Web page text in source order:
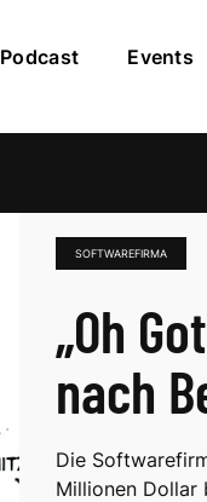
Podcast Events
SOFTWAREFIRMA
„Oh
nach
Die
Millionen Dollar